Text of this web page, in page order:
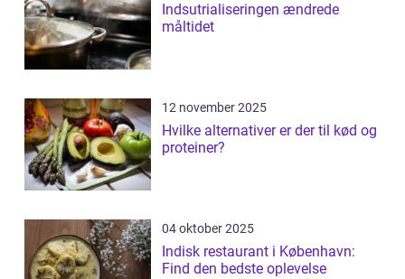
Indsutrialiseringen ændrede
måltidet
12 november 2025
Hvilke alternativer er der til kød og
proteiner?
04 oktober 2025
Indisk restaurant i København:
Find den bedste oplevelse